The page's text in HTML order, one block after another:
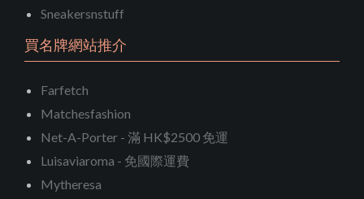
Sneakersnstuff
買名牌網站推介
Farfetch
Matchesfashion
Net-A-Porter - 滿 HK$2500 免運
Luisaviaroma - 免國際運費
Mytheresa